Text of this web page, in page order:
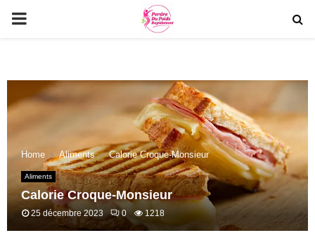
PRIMARY
Home Aliments Calorie Croque-Monsieur
Aliments
Calorie Croque-Monsieur
25 décembre 2023 0 1218